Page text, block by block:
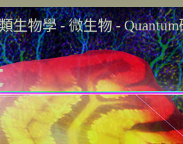
生物學 - 微生物 -